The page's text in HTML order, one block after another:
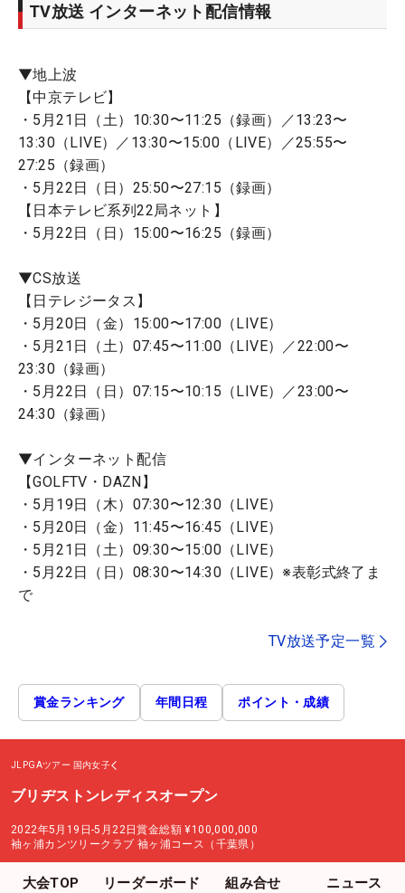
TV放送 インターネット配信情報
▼地上波
【中京テレビ】
・5月21日（土）10:30〜11:25（録画）／13:23〜
13:30（LIVE）／13:30〜15:00（LIVE）／25:55〜
27:25（録画）
・5月22日（日）25:50〜27:15（録画）
【日本テレビ系列22局ネット】
・5月22日（日）15:00〜16:25（録画）
▼CS放送
【日テレジータス】
・5月20日（金）15:00〜17:00（LIVE）
・5月21日（土）07:45〜11:00（LIVE）／22:00〜
23:30（録画）
・5月22日（日）07:15〜10:15（LIVE）／23:00〜
24:30（録画）
▼インターネット配信
【GOLFTV・DAZN】
・5月19日（木）07:30〜12:30（LIVE）
・5月20日（金）11:45〜16:45（LIVE）
・5月21日（土）09:30〜15:00（LIVE）
・5月22日（日）08:30〜14:30（LIVE）※表彰式終了ま
で
TV放送予定一覧
賞金ランキング 年間日程 ポイント・成績
JLPGAツアー 国内女子
ブリヂストンレディスオープン
2022年5月19日-5月22日賞金総額 ¥100,000,000
袖ヶ浦カンツリークラブ 袖ヶ浦コース（千葉県）
大会TOP リーダーボード 組み合せ ニュース